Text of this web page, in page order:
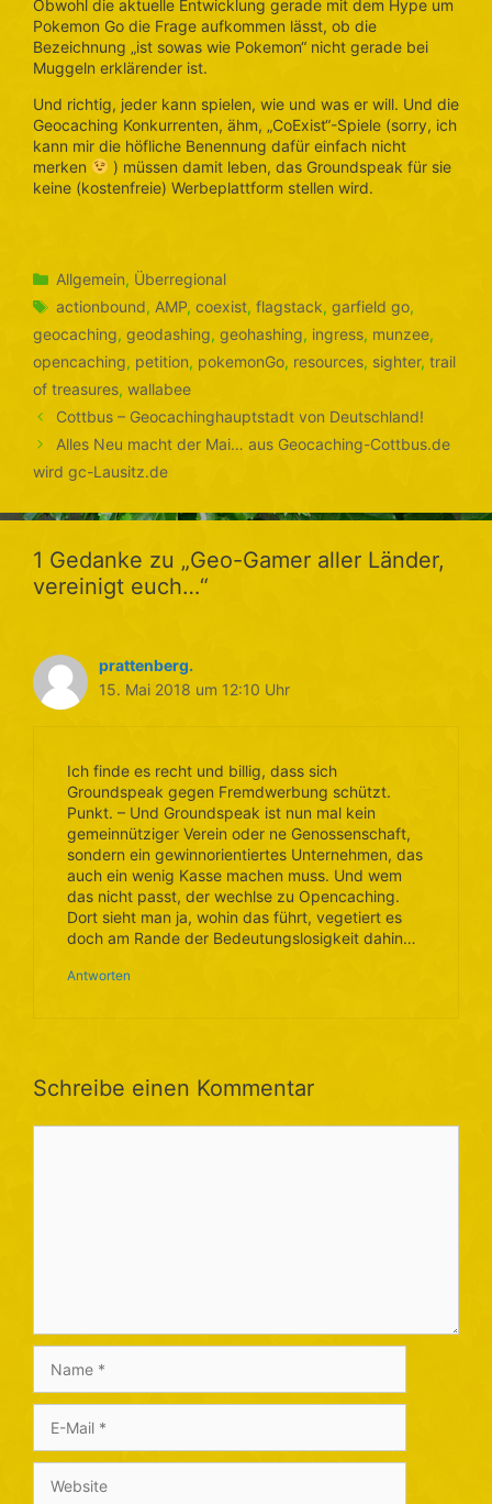
Obwohl die aktuelle Entwicklung gerade mit dem Hype um
Pokemon Go die Frage aufkommen lässt, ob die
Bezeichnung „ist sowas wie Pokemon“ nicht gerade bei
Muggeln erklärender ist.
Und richtig, jeder kann spielen, wie und was er will. Und die
Geocaching Konkurrenten, ähm, „CoExist“-Spiele (sorry, ich
kann mir die höfliche Benennung dafür einfach nicht
merken
) müssen damit leben, das Groundspeak für sie
keine (kostenfreie) Werbeplattform stellen wird.
Kategorien
Allgemein, Überregional
Schlagwörter
actionbound, AMP,coexist,flagstack,garfield go,
geocaching, geodashing, geohashing, ingress, munzee,
opencaching, petition, pokemonGo, resources, sighter, trail
of treasures, wallabee
Cottbus – Geocachinghauptstadt von Deutschland!
Alles Neu macht der Mai… aus Geocaching-Cottbus.de
wird gc-Lausitz.de
1 Gedanke zu „Geo-Gamer aller Länder,
vereinigt euch…“
prattenberg.
15. Mai 2018 um 12:10 Uhr
Ich finde es recht und billig, dass sich
Groundspeak gegen Fremdwerbung schützt.
Punkt. – Und Groundspeak ist nun mal kein
gemeinnütziger Verein oder ne Genossenschaft,
sondern ein gewinnorientiertes Unternehmen, das
auch ein wenig Kasse machen muss. Und wem
das nicht passt, der wechlse zu Opencaching.
Dort sieht man ja, wohin das führt, vegetiert es
doch am Rande der Bedeutungslosigkeit dahin…
Antworten
Schreibe einen Kommentar
Mail